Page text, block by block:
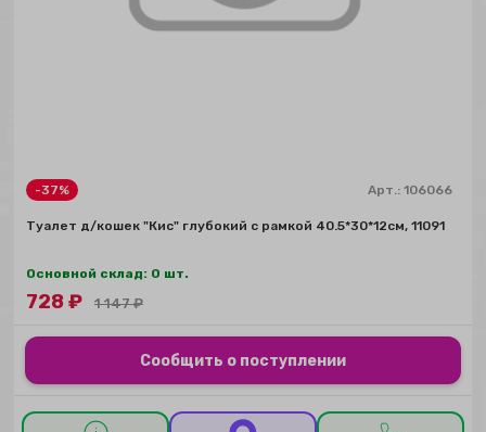
-37% Арт.:106066
Туалет д/кошек "Кис" глубокий с рамкой 40.5*30*12см, 11091
Основной склад: 0 шт.
728 ₽ 1 147₽
Сообщить о поступлении